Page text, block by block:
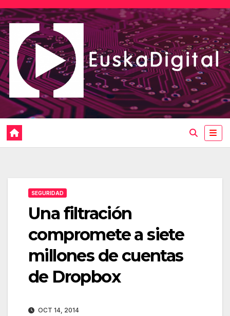
Saltar
al
contenido
SEGURIDAD
Una filtración
compromete a siete
millones de cuentas
de Dropbox
OCT 14, 2014